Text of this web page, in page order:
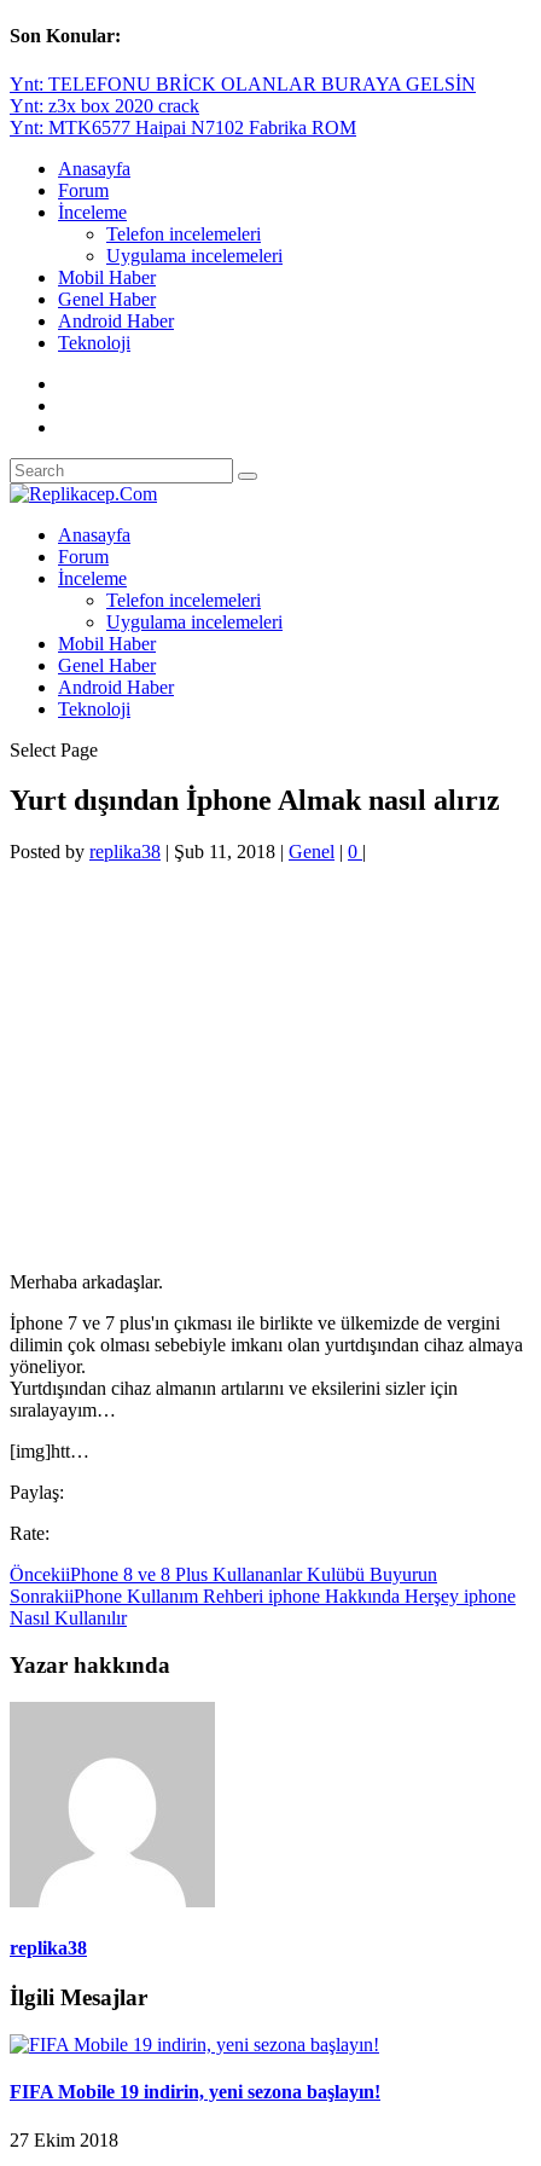
Son Konular:
Ynt: TELEFONU BRİCK OLANLAR BURAYA GELSİN
Ynt: z3x box 2020 crack
Ynt: MTK6577 Haipai N7102 Fabrika ROM
Anasayfa
Forum
İnceleme
Telefon incelemeleri
Uygulama incelemeleri
Mobil Haber
Genel Haber
Android Haber
Teknoloji
Anasayfa
Forum
İnceleme
Telefon incelemeleri
Uygulama incelemeleri
Mobil Haber
Genel Haber
Android Haber
Teknoloji
Select Page
Yurt dışından İphone Almak nasıl alırız
Posted by replika38 | Şub 11, 2018 | Genel | 0 |
Merhaba arkadaşlar.
İphone 7 ve 7 plus'ın çıkması ile birlikte ve ülkemizde de vergini
dilimin çok olması sebebiyle imkanı olan yurtdışından cihaz almaya
yöneliyor.
Yurtdışından cihaz almanın artılarını ve eksilerini sizler için
sıralayayım…
[img]htt…
Paylaş:
Rate:
ÖncekiiPhone 8 ve 8 Plus Kullananlar Kulübü Buyurun
SonrakiiPhone Kullanım Rehberi iphone Hakkında Herşey iphone
Nasıl Kullanılır
Yazar hakkında
replika38
İlgili Mesajlar
FIFA Mobile 19 indirin, yeni sezona başlayın!
27 Ekim 2018